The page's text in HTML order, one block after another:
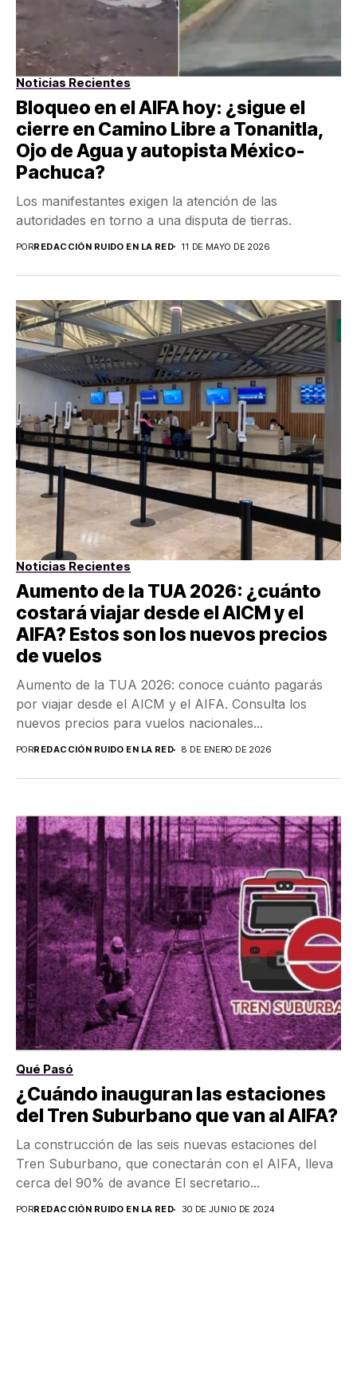
Noticias Recientes
Bloqueo en el AIFA hoy: ¿sigue el
cierre en Camino Libre a Tonanitla,
Ojo de Agua y autopista México-
Pachuca?
Los manifestantes exigen la atención de las
autoridades en torno a una disputa de tierras.
PORREDACCIÓN RUIDO EN LA RED 11 DE MAYO DE 2026
Noticias Recientes
Aumento de la TUA 2026: ¿cuánto
costará viajar desde el AICM y el
AIFA? Estos son los nuevos precios
de vuelos
Aumento de la TUA 2026: conoce cuánto pagarás
por viajar desde el AICM y el AIFA. Consulta los
nuevos precios para vuelos nacionales...
PORREDACCIÓN RUIDO EN LA RED 8 DE ENERO DE 2026
Qué Pasó
¿Cuándo inauguran las estaciones
del Tren Suburbano que van al AIFA?
La construcción de las seis nuevas estaciones del
Tren Suburbano, que conectarán con el AIFA, lleva
cerca del 90% de avance El secretario...
PORREDACCIÓN RUIDO EN LA RED 30 DE JUNIO DE 2024